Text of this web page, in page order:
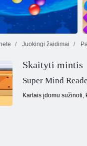
– 99 naktys miške
Juokingi žaidimai
Skaityti mintis
Super Mind
Kartais įdomu sužinoti,